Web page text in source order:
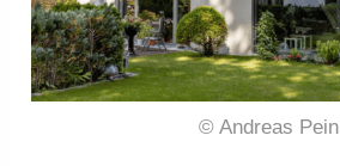
© Andreas Pein